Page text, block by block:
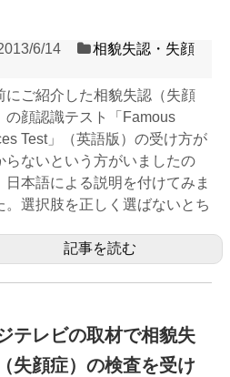
6/14
相貌失認・失顔
にご紹介した相貌失認（失顔
の顔認識テスト「Famous
Test」（英語版）の受け方が
らないという方がいましたの
日本語による説明を付けてみま
。選択肢を正しく選ばないとち
記事を読む
テレビの取材で相貌失
失顔症）の検査を受け